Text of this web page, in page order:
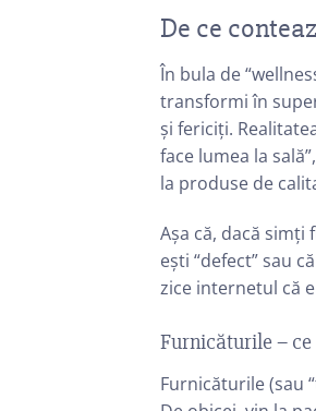
De ce
În bula de
transformi în
și fericiți.
face lumea la
la produse de
Așa că, dacă
ești “defect” sau
zice internetul că
Furnicăturile – ce
Furnicăturile (sau